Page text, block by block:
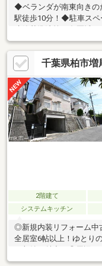
◆ベランダが南東向きの
駅徒歩10分！◆駐車スペ
千葉県柏市増
2階建て
システムキッチン
◎新規内装リフォーム
全居室6帖以上！ゆとり
充実！◎安心アフターサ